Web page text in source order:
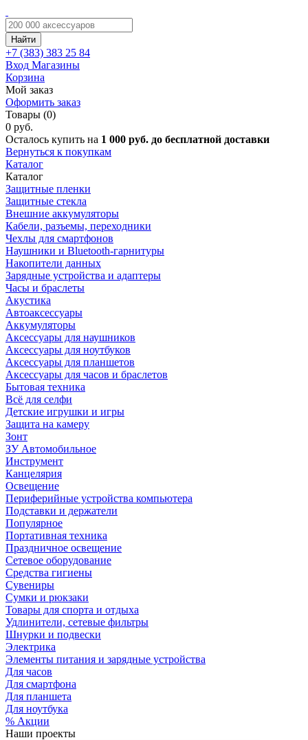
Найти
+7 (383) 383 25 84
Вход Магазины
Корзина
Мой заказ
Оформить заказ
Товары (0)
0 руб.
Осталось купить на 1 000 руб. до бесплатной доставки
Вернуться к покупкам
Каталог
Каталог
Защитные пленки
Защитные стекла
Внешние аккумуляторы
Кабели, разъемы, переходники
Чехлы для смартфонов
Наушники и Bluetooth-гарнитуры
Накопители данных
Зарядные устройства и адаптеры
Часы и браслеты
Акустика
Автоаксессуары
Аккумуляторы
Аксессуары для наушников
Аксессуары для ноутбуков
Аксессуары для планшетов
Аксессуары для часов и браслетов
Бытовая техника
Всё для селфи
Детские игрушки и игры
Защита на камеру
Зонт
ЗУ Автомобильное
Инструмент
Канцелярия
Освещение
Периферийные устройства компьютера
Подставки и держатели
Популярное
Портативная техника
Праздничное освещение
Сетевое оборудование
Средства гигиены
Сувениры
Сумки и рюкзаки
Товары для спорта и отдыха
Удлинители, сетевые фильтры
Шнурки и подвески
Электрика
Элементы питания и зарядные устройства
Для часов
Для смартфона
Для планшета
Для ноутбука
% Акции
Наши проекты